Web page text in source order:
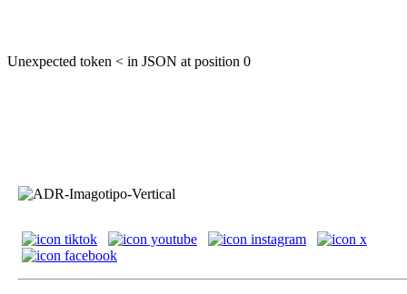
Unexpected token < in JSON at position 0